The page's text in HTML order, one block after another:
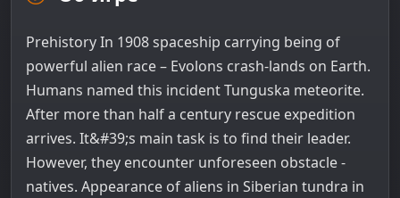
Prehistory In 1908 spaceship carrying being of
powerful alien race – Evolons crash-lands on Earth.
Humans named this incident Tunguska meteorite.
After more than half a century rescue expedition
arrives. It&#39;s main task is to find their leader.
However, they encounter unforeseen obstacle -
natives. Appearance of aliens in Siberian tundra in